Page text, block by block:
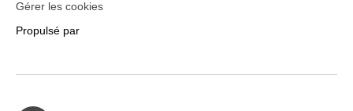
Gérer les cookies
Propulsé par